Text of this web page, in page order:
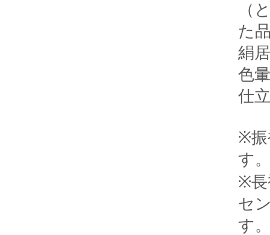
（
た
絹
色
仕
※振
す
※長
セ
す